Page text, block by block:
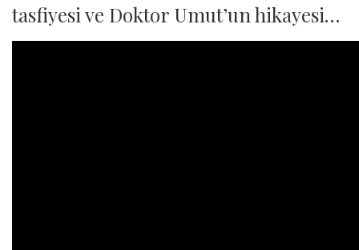
tasfiyesi ve Doktor Umut’un hikayesi…